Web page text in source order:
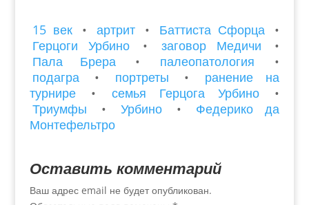
15 век • артрит • Баттиста Сфорца
•
Герцоги Урбино
• заговор Медичи
•
Пала Брера
• палеопатология
•
подагра
• портреты •
ранение на
турнире
• семья Герцога Урбино
•
Триумфы
• Урбино •
Федерико да
Монтефельтро
Оставить комментарий
Ваш адрес email не будет опубликован.